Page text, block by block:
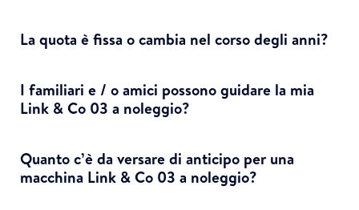
La quota è fissa o cambia nel corso degli anni?
I familiari e / o amici possono guidare la mia
Link & Co 03 a noleggio?
Quanto c’è da versare di anticipo per una
macchina Link & Co 03 a noleggio?